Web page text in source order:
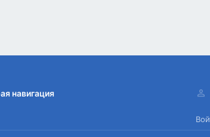
навигация